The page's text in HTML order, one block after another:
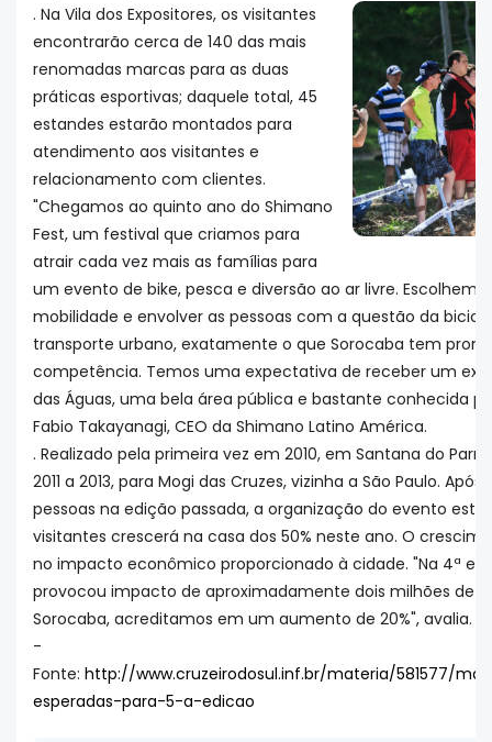
. Na Vila dos Expositores, os visitantes
encontrarão cerca de 140 das mais
renomadas marcas para as duas
práticas esportivas; daquele total, 45
estandes estarão montados para
atendimento aos visitantes e
relacionamento com clientes.
"Chegamos ao quinto ano do Shimano
Fest, um festival que criamos para
atrair cada vez mais as famílias para
um evento de bike, pesca e diversão ao ar livre.
mobilidade e envolver as pessoas com a questão da
transporte urbano, exatamente o que Sorocaba tem
competência. Temos uma expectativa de receber um
das Águas, uma bela área pública e bastante conhecida
Fabio Takayanagi, CEO da Shimano Latino América.
. Realizado pela primeira vez em 2010, em Santana do
2011 a 2013, para Mogi das Cruzes, vizinha a São Paulo.
pessoas na edição passada, a organização do evento
visitantes crescerá na casa dos 50% neste ano. O
no impacto econômico proporcionado à cidade. "Na 4ª
provocou impacto de aproximadamente dois milhões de
Sorocaba, acreditamos em um aumento de 20%", avalia.
-
Fonte: http://www.cruzeirodosul.inf.br/materia/581577/
esperadas-para-5-a-edicao